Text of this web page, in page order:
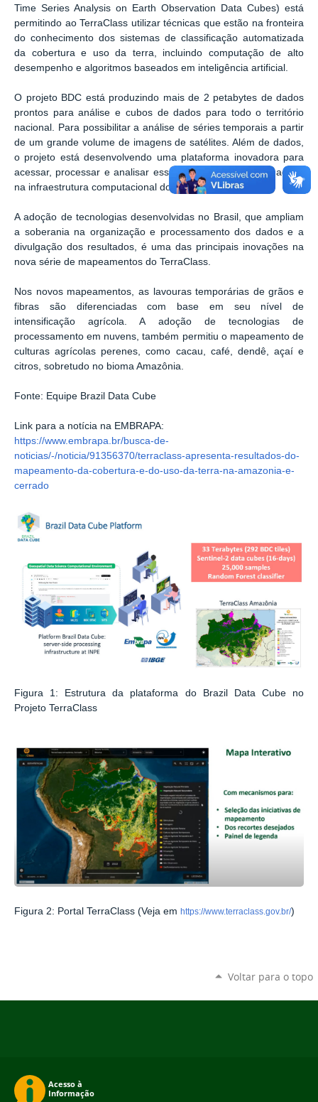
Time Series Analysis on Earth Observation Data Cubes) está
permitindo ao TerraClass utilizar técnicas que estão na fronteira
do conhecimento dos sistemas de classificação automatizada
da cobertura e uso da terra, incluindo computação de alto
desempenho e algoritmos baseados em inteligência artificial.
O projeto BDC está produzindo mais de 2 petabytes de dados
prontos paraanálise e cubos de dados para todo o território
nacional. Para possibilitar a análise de séries temporais a partir
de um grande volume de imagens de satélites. Além de dados,
o projeto está desenvolvendo uma plataforma inovadora para
acessar, processar e analisar esse grandevolume de imagens
na infraestrutura computacional do INPE.
A adoção de tecnologias desenvolvidas no Brasil, que ampliam
a soberania na organização e processamento dos dados e a
divulgação dos resultados, é uma das principais inovações na
nova série de mapeamentos do TerraClass.
Nos novos mapeamentos, as lavouras temporárias de grãos e
fibras são diferenciadas com base em seu nível de
intensificação agrícola. A adoção de tecnologias de
processamento em nuvens, também permitiu o mapeamento de
culturas agrícolas perenes, como cacau, café, dendê, açaí e
citros, sobretudo no bioma Amazônia.
Fonte: Equipe Brazil Data Cube
Link para a notícia na EMBRAPA:
https://www.embrapa.br/busca-de-
noticias/-/noticia/91356370/terraclass-apresenta-resultados-do-
mapeamento-da-cobertura-e-do-uso-da-terra-na-amazonia-e-
cerrado
Figura 1: Estrutura da plataforma do Brazil Data Cube no
Projeto TerraClass
Figura 2: Portal TerraClass (Veja em https://www.terraclass.gov.br/)
Voltar para o topo